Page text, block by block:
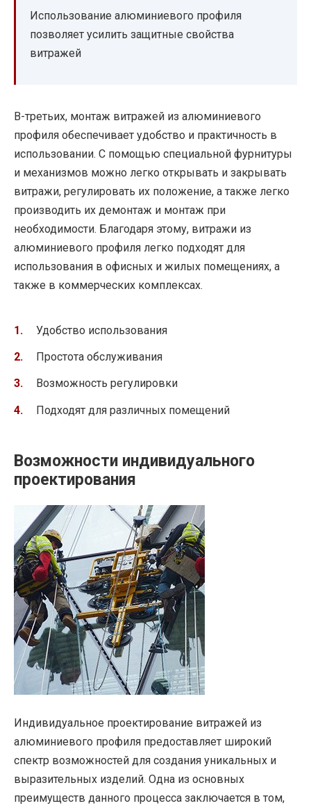
Использование алюминиевого профиля
позволяет усилить защитные свойства
витражей
В-третьих, монтаж витражей из алюминиевого
профиля обеспечивает удобство и практичность в
использовании. С помощью специальной фурнитуры
и механизмов можно легко открывать и закрывать
витражи, регулировать их положение, а также легко
производить их демонтаж и монтаж при
необходимости. Благодаря этому, витражи из
алюминиевого профиля легко подходят для
использования в офисных и жилых помещениях, а
также в коммерческих комплексах.
Удобство использования
Простота обслуживания
Возможность регулировки
Подходят для различных помещений
Возможности индивидуального
проектирования
Индивидуальное проектирование витражей из
алюминиевого профиля предоставляет широкий
спектр возможностей для создания уникальных и
выразительных изделий. Одна из основных
преимуществ данного процесса заключается в том,